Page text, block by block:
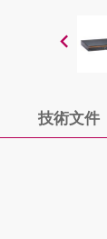
技術文件